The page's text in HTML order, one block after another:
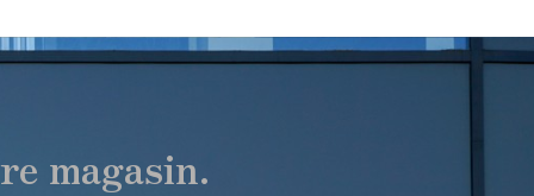
magasin.